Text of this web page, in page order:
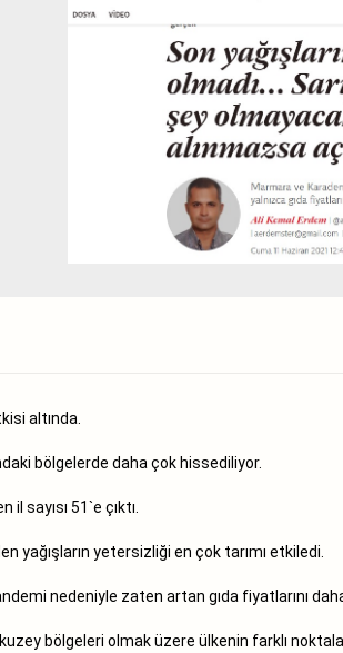
altında.
bölgelerde daha çok hissediliyor.
sayısı 51`e çıktı.
yağışların yetersizliği en çok tarımı etkiledi.
nedeniyle zaten artan gıda fiyatlarını
bölgeleri olmak üzere ülkenin farklı